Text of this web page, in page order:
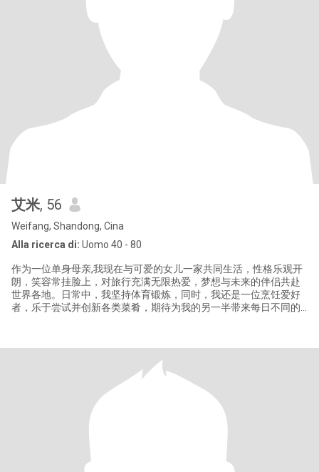
艾米, 56
Weifang, Shandong, Cina
Alla ricerca di: Uomo 40 - 80
作为一位单身母亲,我现在与可爱的女儿一家共同生活，性格乐观开
朗，笑容常挂脸上，对旅行充满无限热爱，梦想与未来的伴侣共赴
世界各地。日常中，我坚持体育锻炼，同时，我还是一位烹饪爱好
者，乐于尝试并创新各类菜肴，期待为我的另一半带来每日不同的